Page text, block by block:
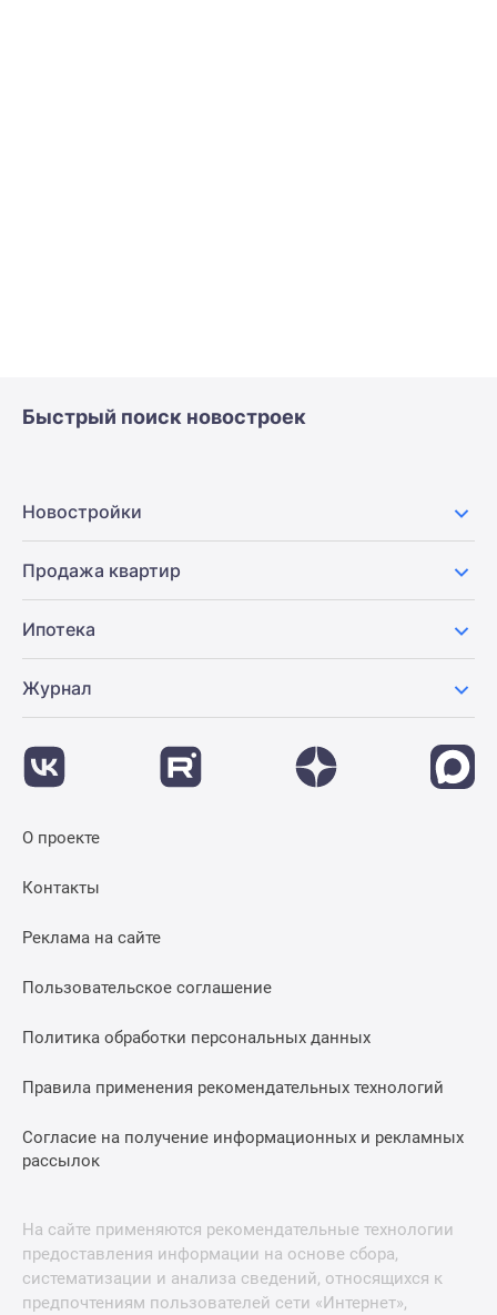
Быстрый поиск новостроек
Новостройки
Продажа квартир
Ипотека
Журнал
О проекте
Контакты
Реклама на сайте
Пользовательское соглашение
Политика обработки персональных данных
Правила применения рекомендательных технологий
Согласие на получение информационных и рекламных
рассылок
На сайте применяются рекомендательные технологии
предоставления информации на основе сбора,
систематизации и анализа сведений, относящихся к
предпочтениям пользователей сети «Интернет»,